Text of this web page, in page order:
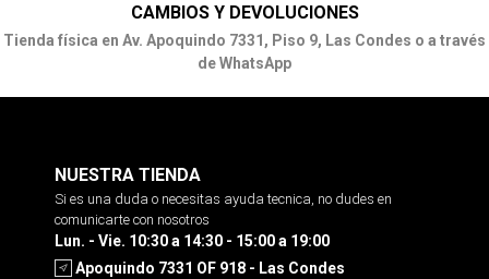
CAMBIOS Y DEVOLUCIONES
Tienda física en Av. Apoquindo 7331, Piso 9, Las Condes o a través
de WhatsApp
NUESTRA TIENDA
Si es una duda o necesitas ayuda tecnica, no dudes en
comunicarte con nosotros
Lun. - Vie. 10:30 a 14:30 - 15:00 a 19:00
Apoquindo 7331 OF 918 - Las Condes